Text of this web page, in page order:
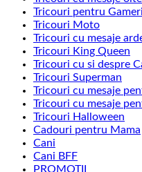
Tricouri pentru Gameri
Tricouri Moto
Tricouri cu mesaje
Tricouri King Queen
Tricouri cu si despre
Tricouri Superman
Tricouri cu mesaje
Tricouri cu mesaje
Tricouri Halloween
Cadouri pentru Mama
Cani
Cani BFF
PROMOTII